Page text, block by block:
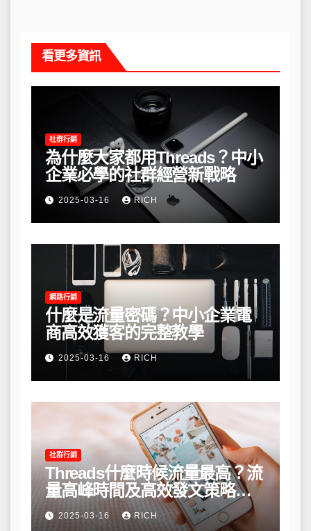
看更多資訊
社群行銷
為什麼大家都用Threads？中小
企業必學的社群經營新戰略
2025-03-16 RICH
網路行銷
什麼是流量密碼？中小企業電
商高效獲客的完整教學
2025-03-16 RICH
社群行銷
Threads什麼時候流量最高？流
量高峰時間及高效發文策略攻
略2025-03-16 RICH